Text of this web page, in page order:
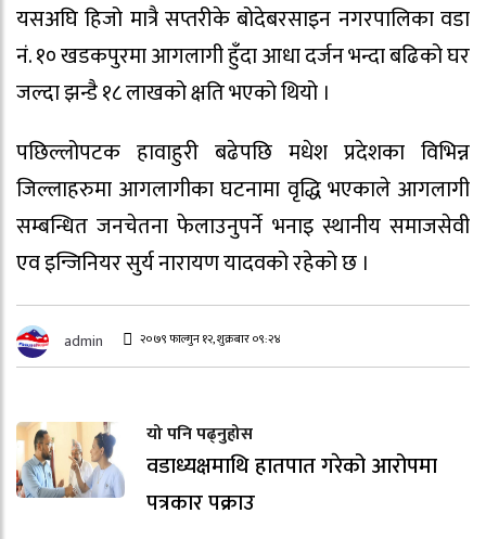
यसअघि हिजो मात्रै सप्तरीके बोदेबरसाइन नगरपालिका वडा
नं. १० खडकपुरमा आगलागी हुँदा आधा दर्जन भन्दा बढिको घर
जल्दा झन्डै १८ लाखको क्षति भएको थियो ।
पछिल्लोपटक हावाहुरी बढेपछि मधेश प्रदेशका विभिन्न
जिल्लाहरुमा आगलागीका घटनामा वृद्धि भएकाले आगलागी
सम्बन्धित जनचेतना फेलाउनुपर्ने भनाइ स्थानीय समाजसेवी
एव इन्जिनियर सुर्य नारायण यादवको रहेको छ ।
admin २०७९ फाल्गुन १२, शुक्रबार ०९:२४
यो पनि पढ्नुहोस
वडाध्यक्षमाथि हातपात गरेको आरोपमा
पत्रकार पक्राउ